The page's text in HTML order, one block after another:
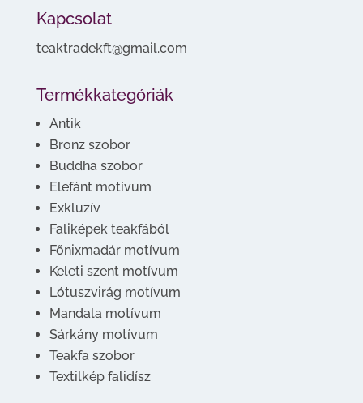
Kapcsolat
teaktradekft@gmail.com
Termékkategóriák
Antik
Bronz szobor
Buddha szobor
Elefánt motívum
Exkluzív
Faliképek teakfából
Főnixmadár motívum
Keleti szent motívum
Lótuszvirág motívum
Mandala motívum
Sárkány motívum
Teakfa szobor
Textilkép falidísz